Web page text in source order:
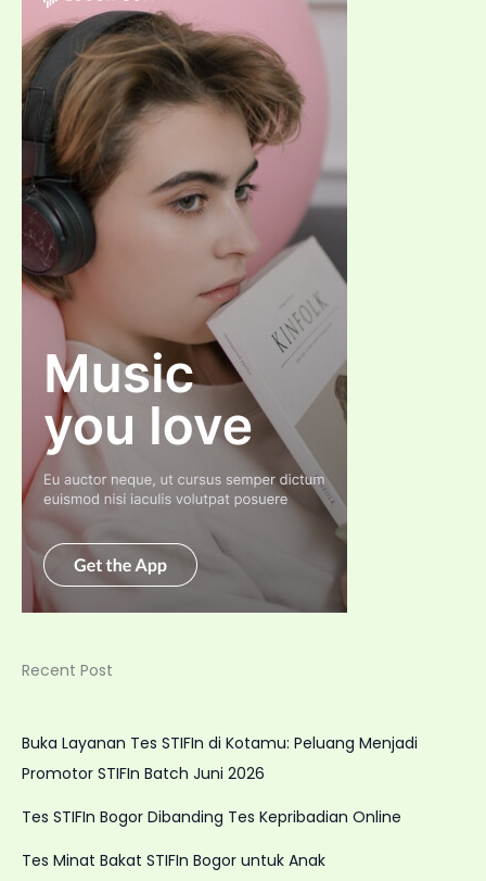
Recent Post
Buka Layanan Tes STIFIn di Kotamu: Peluang Menjadi
Promotor STIFIn Batch Juni 2026
Tes STIFIn Bogor Dibanding Tes Kepribadian Online
Tes Minat Bakat STIFIn Bogor untuk Anak